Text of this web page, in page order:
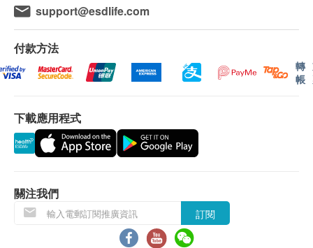
白血球
尿糖
小便晶體
透明柱體
小便妊娠試驗 (驗孕)
小便紅血球
小便白血球
大便
大便蟲卵
報告：
進行健康檢查後，一般情況下，需大概 4-6 個工作天
跟進檢查報告，工作天不包括星期六、日及公眾假
期。輪侯報告講解時間會因應不同情況(如個別化驗專
查包含詳細書面驗身報告。
所有健康檢查/服務並非作為醫務診斷或治療用
途。當閣下身體健康出現任何疾病徵兆時，應立即
諮詢有認可資格的醫生，作出診斷及治療。
本服務/產品由商戶提供。生活易【健康網購
support@esdlife.com
付款方法
轉
帳
下載應用程式
關注我們
訂閱